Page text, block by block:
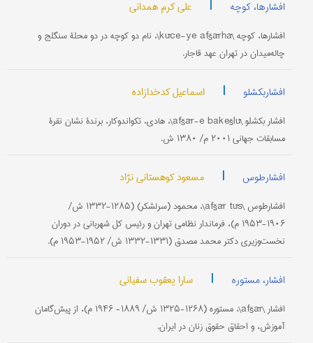
افشارها، کوچه | علی کرم همدانی
افشارها، کوچه \kūče-ye afšārhā\، نام دو کوچه در دو محلۀ سنگلج و
چاله‌میدان در تهران عهد قاجار.
افشاربکشلو | اسماعیل کدخدازاده
افشار بکشلو \afšār-e bakešlū\، هادی، تکواندوکار، برندۀ نشان نقرۀ
مسابقات جهانی ۲۰۰۱ م/ ۱۳۸۰ ش.
افشارطوس | مسعود کوهستانی نژاد
افشار‌طوس \afšār tūs\، محمود (سرلشکر) (۱۲۸۵-۱۳۳۲ ش/
۱۹۰۶-۱۹۵۳ م)، فرماندار نظامی تهران و رئیس کل شهربانی در دوران
نخست‌وزیری دکتر محمد مصدق (۱۳۳۱-۱۳۳۲ ش/ ۱۹۵۲-۱۹۵۳ م).
افشار، مستوره | سارا یعقوب سفیانی
افشار \afšār\، مستوره (۱۲۶۸-۱۳۲۵ ش/ ۱۸۸۹- ۱۹۴۶ م)، از پیش‌گامان
آموزش، و احقاق حقوق زنان در ایران.